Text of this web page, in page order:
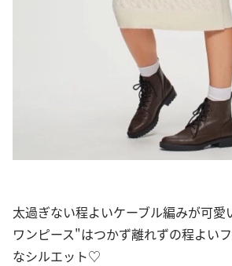
太過ぎない程よいケーブル編みが可愛
ワンピース"はつかず離れずの程よい
なシルエット♡